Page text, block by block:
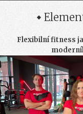
Flexibilní fitness